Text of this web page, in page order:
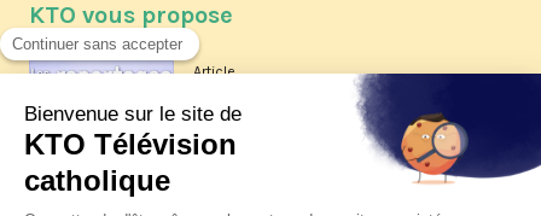
KTO vous propose
Article
Les reportages d'été 2026 de KTO
La visite pastorale du pape Léon